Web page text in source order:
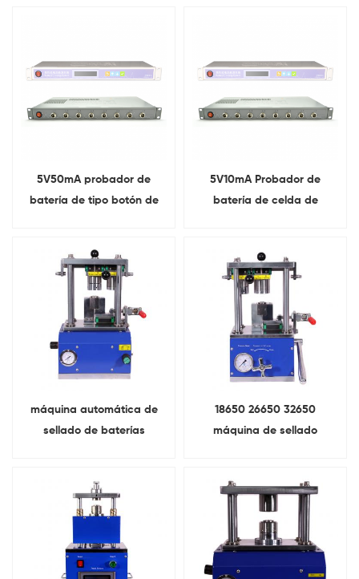
5V50mA probador de
batería de tipo botón de
de litio
5V10mA Probador de
batería de celda de
máquina automática de
sellado de baterías
18650 26650 32650
máquina de sellado
investigación de
laboratorio